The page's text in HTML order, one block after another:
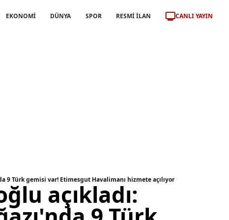
EKONOMİ DÜNYA SPOR RESMİ İLAN CANLI YAYIN
9 Türk gemisi var! Etimesgut Havalimanı hizmete açılıyor
açıkladı: